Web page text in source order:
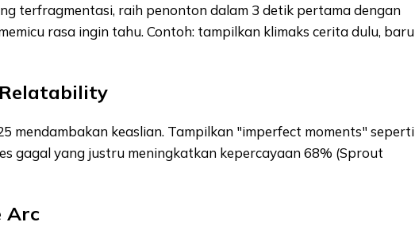
terfragmentasi, raih penonton dalam 3 detik pertama dengan
rasa ingin tahu. Contoh: tampilkan klimaks cerita dulu, baru
mendambakan keaslian. Tampilkan "imperfect moments" seperti
gagal yang justru meningkatkan kepercayaan 68% (Sprout
Arc